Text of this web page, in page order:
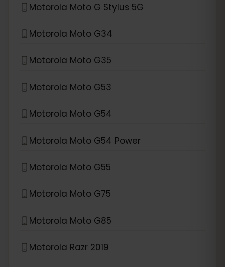
Motorola Moto G Stylus 5G
Motorola Moto G34
Motorola Moto G35
Motorola Moto G53
Motorola Moto G54
Motorola Moto G54 Power
Motorola Moto G55
Motorola Moto G75
Motorola Moto G85
Motorola Razr 2019